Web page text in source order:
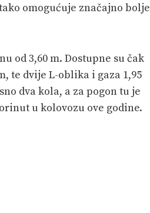
omogućuje značajno bolje
od 3,60 m. Dostupne su čak
te dvije L-oblika i gaza 1,95
dva kola, a za pogon tu je
u kolovozu ove godine.